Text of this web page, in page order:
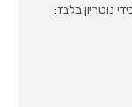
נוטריון בלבד: